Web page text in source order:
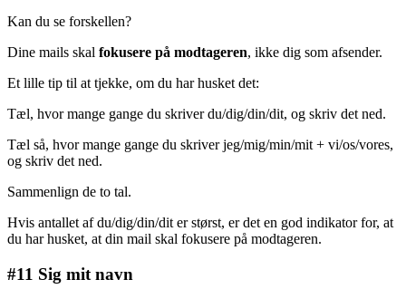
Kan du se forskellen?
Dine mails skal fokusere på modtageren, ikke dig som afsender.
Et lille tip til at tjekke, om du har husket det:
Tæl, hvor mange gange du skriver du/dig/din/dit, og skriv det ned.
Tæl så, hvor mange gange du skriver jeg/mig/min/mit + vi/os/vores,
og skriv det ned.
Sammenlign de to tal.
Hvis antallet af du/dig/din/dit er størst, er det en god indikator for, at
du har husket, at din mail skal fokusere på modtageren.
#11 Sig mit navn